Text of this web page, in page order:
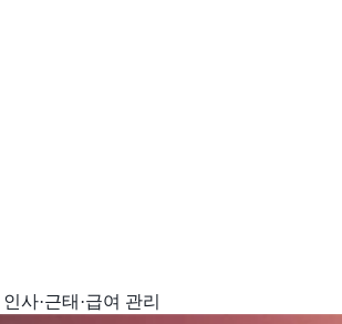
인사·근태·급여 관리